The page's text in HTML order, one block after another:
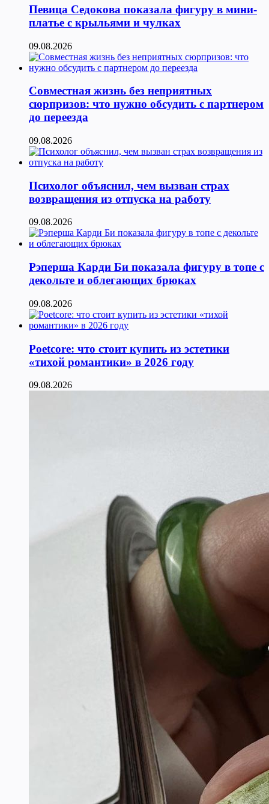
Певица Седокова показала фигуру в мини-
платье с крыльями и чулках
09.08.2026
Совместная жизнь без неприятных
сюрпризов: что нужно обсудить с партнером
до переезда
09.08.2026
Психолог объяснил, чем вызван страх
возвращения из отпуска на работу
09.08.2026
Рэперша Карди Би показала фигуру в топе с
декольте и облегающих брюках
09.08.2026
Poetcore: что стоит купить из эстетики
«тихой романтики» в 2026 году
09.08.2026